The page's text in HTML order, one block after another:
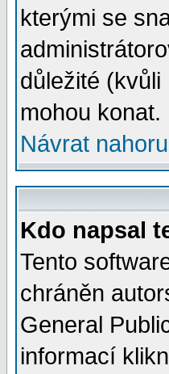
kterými se
důležité
mohou konat.
Návrat nahoru
Kdo napsal
Tento
chráněn
General
informací